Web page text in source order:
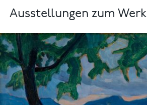
Ausstellungen zum Werk